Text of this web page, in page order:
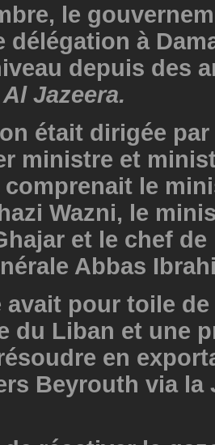
le
délégation à
depuis des
Al Jazeera.
était dirigée par
ministre et
comprenait le
Wazni, le
et le chef
Abbas
avait pour toile
du Liban et une
en
Beyrouth via la